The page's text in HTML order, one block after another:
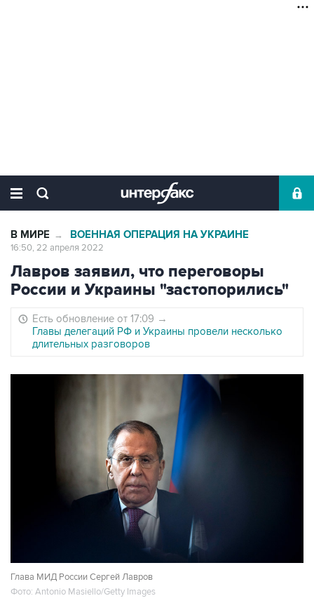
В МИРЕ → ВОЕННАЯ ОПЕРАЦИЯ НА УКРАИНЕ
16:50, 22 апреля 2022
Лавров заявил, что переговоры
России и Украины "застопорились"
Есть обновление от 17:09 →
Главы делегаций РФ и Украины провели несколько
длительных разговоров
Глава МИД России Сергей Лавров
Фото: Antonio Masiello/Getty Images